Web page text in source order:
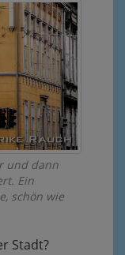
und dann
Ein
schön wie
Stadt?